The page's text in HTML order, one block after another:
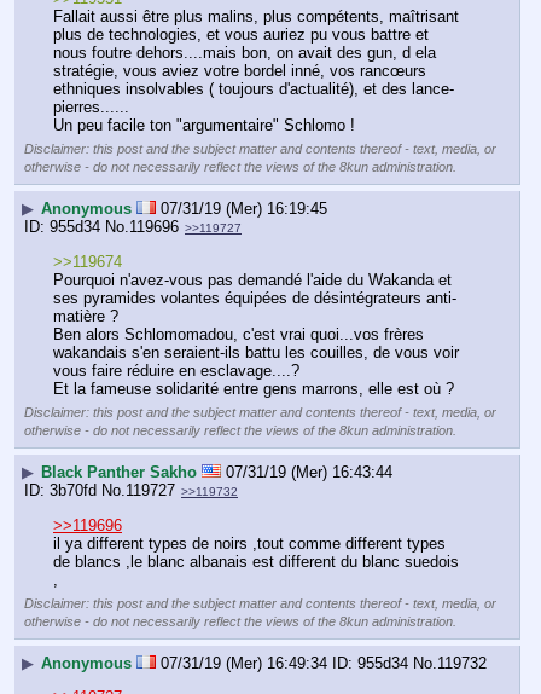
Fallait aussi être plus malins, plus compétents, maîtrisant
plus de technologies, et vous auriez pu vous battre et
nous foutre dehors....mais bon, on avait des gun, d ela
stratégie, vous aviez votre bordel inné, vos rancœurs
ethniques insolvables ( toujours d'actualité), et des lance-
pierres......
Un peu facile ton "argumentaire" Schlomo !
Disclaimer: this post and the subject matter and contents thereof - text, media, or
otherwise - do not necessarily reflect the views of the 8kun administration.
▶ Anonymous
07/31/19 (Mer) 16:19:45
955d34 No. 119696 >>119727
>>119674
Pourquoi n'avez-vous pas demandé l'aide du Wakanda et
ses pyramides volantes équipées de désintégrateurs anti-
matière ?
Ben alors Schlomomadou, c'est vrai quoi...vos frères
wakandais s'en seraient-ils battu les couilles, de vous voir
vous faire réduire en esclavage....?
Et la fameuse solidarité entre gens marrons, elle est où ?
Disclaimer: this post and the subject matter and contents thereof - text, media, or
otherwise - do not necessarily reflect the views of the 8kun administration.
▶ Black Panther Sakho
07/31/19 (Mer) 16:43:44
3b70fd No. 119727 >>119732
>>119696
il ya different types de noirs ,tout comme different types
de blancs ,le blanc albanais est different du blanc suedois
,
Disclaimer: this post and the subject matter and contents thereof - text, media, or
otherwise - do not necessarily reflect the views of the 8kun administration.
▶ Anonymous 07/31/19 (Mer) 16:49:34 955d34 No. 119732